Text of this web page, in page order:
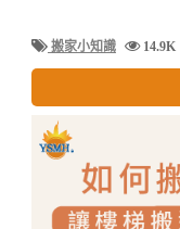
搬家小知識 14.9K